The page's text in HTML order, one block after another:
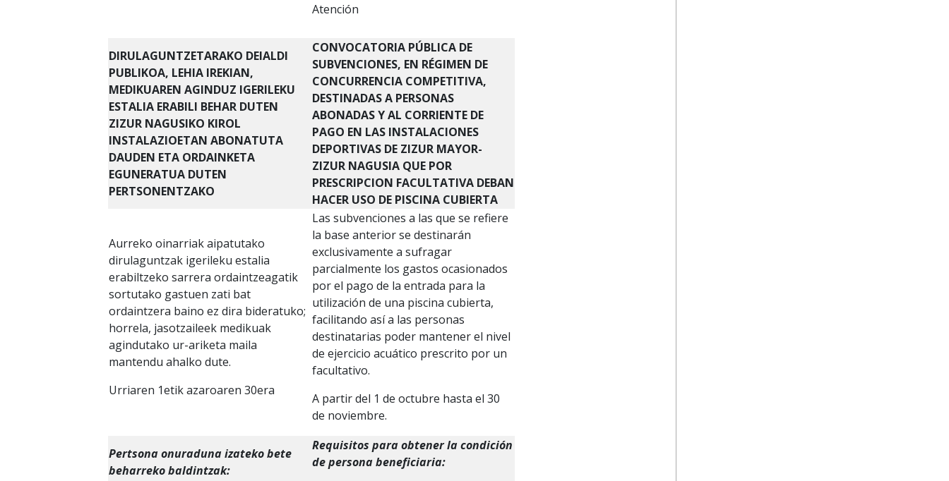
Atención
DIRULAGUNTZETARAKO DEIALDI
PUBLIKOA, LEHIA IREKIAN,
MEDIKUAREN AGINDUZ IGERILEKU
ESTALIA ERABILI BEHAR DUTEN
ZIZUR NAGUSIKO KIROL
INSTALAZIOETAN ABONATUTA
DAUDEN ETA ORDAINKETA
EGUNERATUA DUTEN
PERTSONENTZAKO
CONVOCATORIA PÚBLICA DE
SUBVENCIONES, EN RÉGIMEN DE
CONCURRENCIA COMPETITIVA,
DESTINADAS A PERSONAS
ABONADAS Y AL CORRIENTE DE
PAGO EN LAS INSTALACIONES
DEPORTIVAS DE ZIZUR MAYOR-
ZIZUR NAGUSIA QUE POR
PRESCRIPCION FACULTATIVA DEBAN
HACER USO DE PISCINA CUBIERTA
Aurreko oinarriak aipatutako
dirulaguntzak igerileku estalia
erabiltzeko sarrera ordaintzeagatik
sortutako gastuen zati bat
ordaintzera baino ez dira bideratuko;
horrela, jasotzaileek medikuak
agindutako ur-ariketa maila
mantendu ahalko dute.
Urriaren 1etik azaroaren 30era
Las subvenciones a las que se refiere
la base anterior se destinarán
exclusivamente a sufragar
parcialmente los gastos ocasionados
por el pago de la entrada para la
utilización de una piscina cubierta,
facilitando así a las personas
destinatarias poder mantener el nivel
de ejercicio acuático prescrito por un
facultativo.
A partir del 1 de octubre hasta el 30
de noviembre.
Pertsona onuraduna izateko bete
beharreko baldintzak:
Requisitos para obtener la condición
de persona beneficiaria: